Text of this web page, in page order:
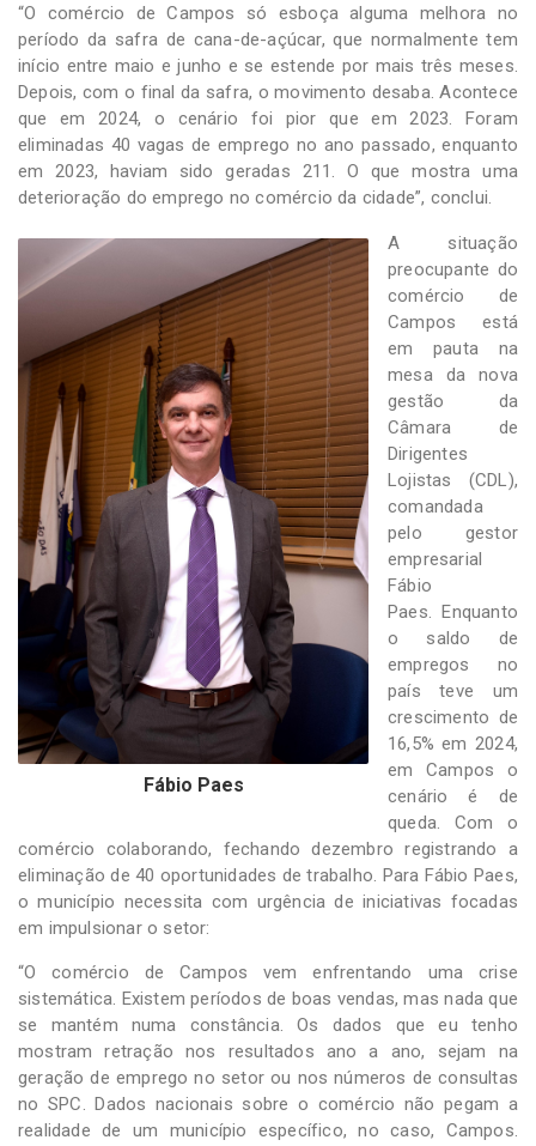
“O comércio de Campos só esboça alguma melhora no
período da safra de cana-de-açúcar, que normalmente tem
início entre maio e junho e se estende por mais três meses.
Depois, com o final da safra, o movimento desaba. Acontece
que em 2024, o cenário foi pior que em 2023. Foram
eliminadas 40 vagas de emprego no ano passado, enquanto
em 2023, haviam sido geradas 211. O que mostra uma
deterioração do emprego no comércio da cidade”, conclui.
Fábio Paes
A situação
preocupante do
comércio de
Campos está
em pauta na
mesa da nova
gestão da
Câmara de
Dirigentes
Lojistas (CDL),
comandada
pelo gestor
empresarial
Fábio
Paes. Enquanto
o saldo de
empregos no
país teve um
crescimento de
16,5% em 2024,
em Campos o
cenário é de
queda. Com o
comércio colaborando, fechando dezembro registrando a
eliminação de 40 oportunidades de trabalho. Para Fábio Paes,
o município necessita com urgência de iniciativas focadas
em impulsionar o setor:
“O comércio de Campos vem enfrentando uma crise
sistemática. Existem períodos de boas vendas, mas nada que
se mantém numa constância. Os dados que eu tenho
mostram retração nos resultados ano a ano, sejam na
geração de emprego no setor ou nos números de consultas
no SPC. Dados nacionais sobre o comércio não pegam a
realidade de um município específico, no caso, Campos.